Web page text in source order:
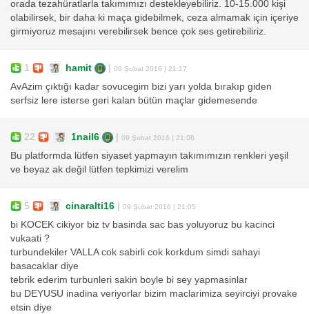
orada tezahüratlarla takımımızı destekleyebiliriz. 10-15.000 kişi
olabilirsek, bir daha ki maça gidebilmek, ceza almamak için içeriye
girmiyoruz mesajını verebilirsek bence çok ses getirebiliriz.
1 hamit 09 Şubat 2016 | 21:17
AvAzim çıktığı kadar sovucegim bizi yarı yolda bırakıp giden
serfsiz lere isterse geri kalan bütün maçlar gidemesende
22 1nail6 09 Şubat 2016 | 21:06
Bu platformda lütfen siyaset yapmayın takımımızın renkleri yeşil
ve beyaz ak değil lütfen tepkimizi verelim
5 cinaralti16 09 Şubat 2016 | 21:05
bi KOCEK cikiyor biz tv basinda sac bas yoluyoruz bu kacinci
vukaati ?
turbundekiler VALLA cok sabirli cok korkdum simdi sahayi
basacaklar diye
tebrik ederim turbunleri sakin boyle bi sey yapmasinlar
bu DEYUSU inadina veriyorlar bizim maclarimiza seyirciyi provake
etsin diye